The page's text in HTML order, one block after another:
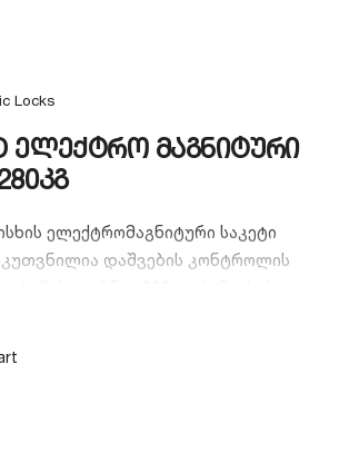
Locks
ელექტრო მაგნიტური
ელექტრომაგნიტური საკეტი
დაშვების კონტროლის